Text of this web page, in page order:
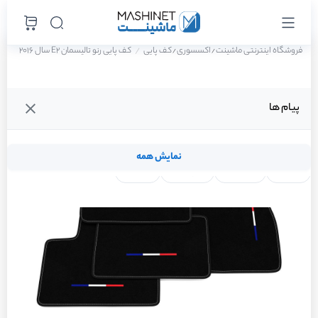
پیام ها
نمایش همه
فروشگاه اینترنتی ماشینت/اکسسوری/کف پایی کف پایی رنو تالیسمان E2 سال 2016